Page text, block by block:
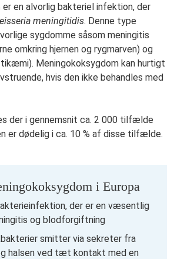
en alvorlig bakteriel infektion, der
meningitidis. Denne type
sygdomme såsom meningitis
omkring hjernen og rygmarven) og
Meningokoksygdom kan hurtigt
hvis den ikke behandles med
der i gennemsnit ca. 2 000 tilfælde
er dødelig i ca. 10 % af disse tilfælde.
i Europa
der er en væsentlig
og blodforgiftning
smitter via sekreter fra
halsen ved tæt kontakt med en